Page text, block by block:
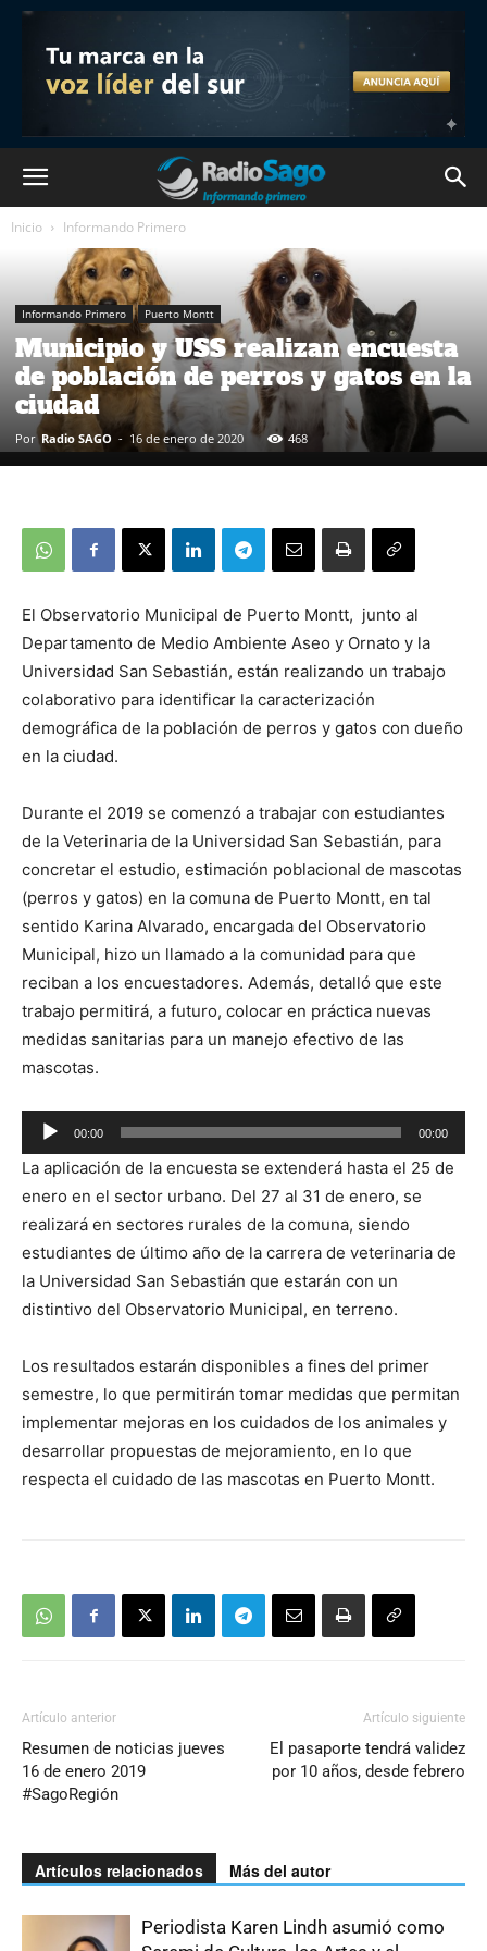
Inicio Informando Primero
Informando Primero Puerto Montt
Municipio y USS realizan encuesta
de población de perros y gatos en la
ciudad
Por Radio SAGO - 16 de enero de 2020 468
El Observatorio Municipal de Puerto Montt, junto al
Departamento de Medio Ambiente Aseo y Ornato y la
Universidad San Sebastián, están realizando un trabajo
colaborativo para identificar la caracterización
demográfica de la población de perros y gatos con dueño
en la ciudad.
Durante el 2019 se comenzó a trabajar con estudiantes
de la Veterinaria de la Universidad San Sebastián, para
concretar el estudio, estimación poblacional de mascotas
(perros y gatos) en la comuna de Puerto Montt, en tal
sentido Karina Alvarado, encargada del Observatorio
Municipal, hizo un llamado a la comunidad para que
reciban a los encuestadores. Además, detalló que este
trabajo permitirá, a futuro, colocar en práctica nuevas
medidas sanitarias para un manejo efectivo de las
mascotas.
Reproductor
de
audio
00:00 00:00
La aplicación de la encuesta se extenderá hasta el 25 de
enero en el sector urbano. Del 27 al 31 de enero, se
realizará en sectores rurales de la comuna, siendo
estudiantes de último año de la carrera de veterinaria de
la Universidad San Sebastián que estarán con un
distintivo del Observatorio Municipal, en terreno.
Los resultados estarán disponibles a fines del primer
semestre, lo que permitirán tomar medidas que permitan
implementar mejoras en los cuidados de los animales y
desarrollar propuestas de mejoramiento, en lo que
respecta el cuidado de las mascotas en Puerto Montt.
Artículo anterior
Resumen de noticias jueves
16 de enero 2019
#SagoRegión
Artículo siguiente
El pasaporte tendrá validez
por 10 años, desde febrero
Artículos relacionados Más del autor
Periodista Karen Lindh asumió como